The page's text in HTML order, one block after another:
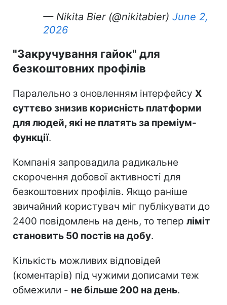
— Nikita Bier (@nikitabier) June 2,
2026
"Закручування гайок" для
безкоштовних профілів
Паралельно з оновленням інтерфейсу X
суттєво знизив корисність платформи
для людей, які не платять за преміум-
функції.
Компанія запровадила радикальне
скорочення добової активності для
безкоштовних профілів. Якщо раніше
звичайний користувач міг публікувати до
2400 повідомлень на день, то тепер ліміт
становить 50 постів на добу.
Кількість можливих відповідей
(коментарів) під чужими дописами теж
обмежили - не більше 200 на день.